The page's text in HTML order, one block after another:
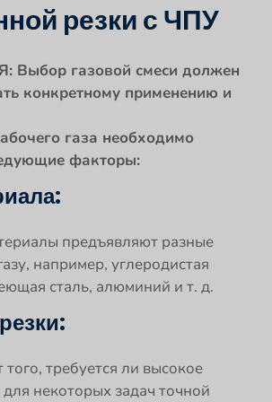
резки с ЧПУ
газовой смеси должен
конкретному применению и
газа необходимо
факторы:
предъявляют разные
например, углеродистая
сталь, алюминий и т. д.
требуется ли высокое
для некоторых задач точной